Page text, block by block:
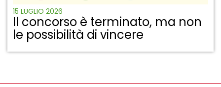
15 LUGLIO 2026
Il concorso è terminato, ma non
le possibilità di vincere